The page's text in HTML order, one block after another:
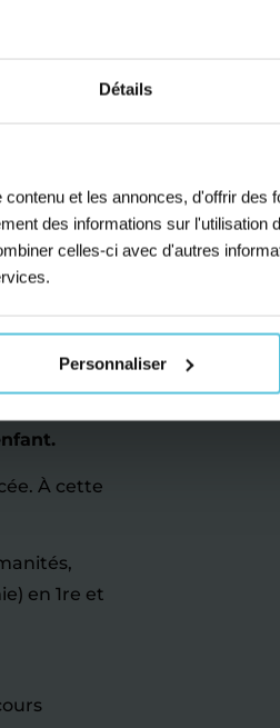
Détails
et les annonces, d'offrir des
des informations sur l'utilisation
celles-ci avec d'autres
Personnaliser
À cette
en 1re et